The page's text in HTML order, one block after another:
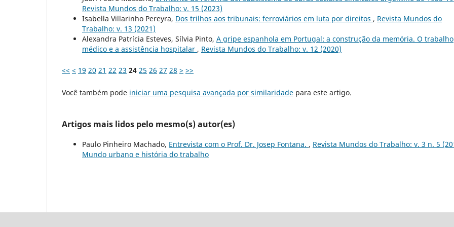
Revista Mundos do Trabalho: v. 15 (2023)
Isabella Villarinho Pereyra, Dos trilhos aos tribunais: ferroviários em luta por direitos , Revista Mundos do
Trabalho: v. 13 (2021)
Alexandra Patrícia Esteves, Sílvia Pinto, A gripe espanhola em Portugal: a construção da memória. O trabalho
médico e a assistência hospitalar , Revista Mundos do Trabalho: v. 12 (2020)
<< < 19 20 21 22 23 24 25 26 27 28 > >>
Você também pode iniciar uma pesquisa avançada por similaridade para este artigo.
Artigos mais lidos pelo mesmo(s) autor(es)
Paulo Pinheiro Machado, Entrevista com o Prof. Dr. Josep Fontana. , Revista Mundos do Trabalho: v. 3 n. 5
Mundo urbano e história do trabalho